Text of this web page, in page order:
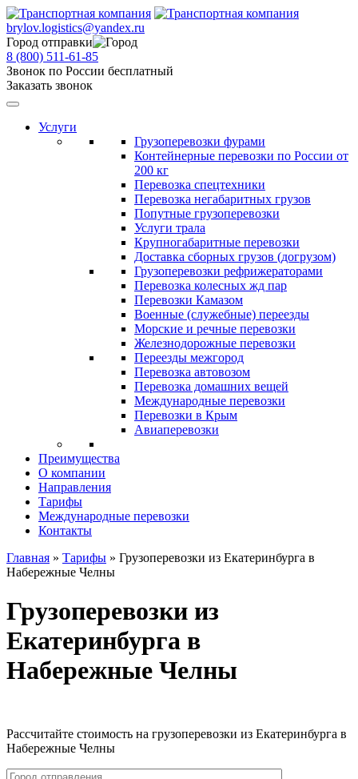
brylov.logistics@yandex.ru
Город отправки
8 (800) 511-61-85
Звонок по России бесплатный
Заказать звонок
Услуги
Грузоперевозки фурами
Контейнерные перевозки по России от
200 кг
Перевозка спецтехники
Перевозка негабаритных грузов
Попутные грузоперевозки
Услуги трала
Крупногабаритные перевозки
Доставка сборных грузов (догрузом)
Грузоперевозки рефрижераторами
Перевозка колесных жд пар
Перевозки Камазом
Военные (служебные) переезды
Морские и речные перевозки
Железнодорожные перевозки
Переезды межгород
Перевозка автовозом
Перевозка домашних вещей
Международные перевозки
Перевозки в Крым
Авиаперевозки
Преимущества
О компании
Направления
Тарифы
Международные перевозки
Контакты
Главная » Тарифы » Грузоперевозки из Екатеринбурга в
Набережные Челны
Грузоперевозки из
Екатеринбурга в
Набережные Челны
Рассчитайте стоимость на грузоперевозки из Екатеринбурга в
Набережные Челны